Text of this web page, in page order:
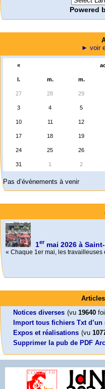
Powered
► voir
«
l. m. m.
27 28 29
3 4 5
10 11 12
17 18 19
24 25 26
31 1 2
Pas d’évènements à venir
1er mai 2026 à
« Chaque 1er mai, les
Foutez-nous la
Aujourd’hui, mercredi 18 mars
Emmanuel (…)
Leonard Peltier
Leonard Peltier, un Amérindien
un (…)
En Pays-de-la-
« La présidente Horizons de la
Mon CV... Cette perle indique une
Notices diverses (vu 19640
Import tous fichiers Txt d’un
Expos et réalisations (vu
Supprimer la pub de PDF